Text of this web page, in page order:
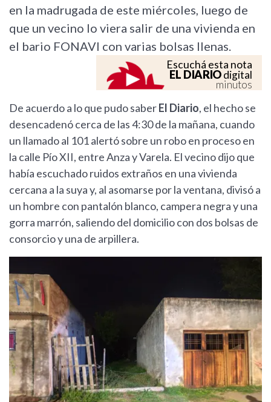
en la madrugada de este miércoles, luego de
que un vecino lo viera salir de una vivienda en
el bario FONAVI con varias bolsas llenas.
Escuchá esta nota
EL DIARIOdigital
minutos
De acuerdo a lo que pudo saberEl Diario, el hecho se
desencadenó cerca de las 4:30 de la mañana, cuando
un llamado al 101 alertó sobre un robo en proceso en
la calle Pío XII, entre Anza y Varela. El vecino dijo que
había escuchado ruidos extraños en una vivienda
cercana a la suya y, al asomarse por la ventana, divisó a
un hombre con pantalón blanco, campera negra y una
gorra marrón, saliendo del domicilio con dos bolsas de
consorcio y una de arpillera.